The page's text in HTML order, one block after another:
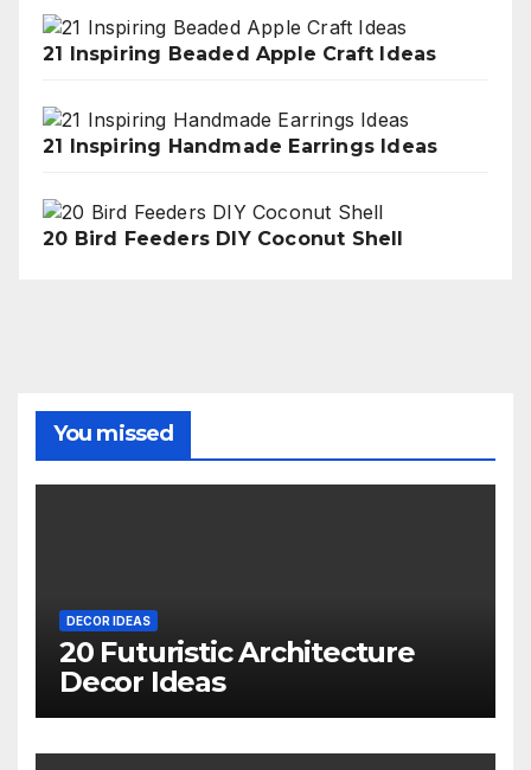
21 Inspiring Beaded Apple Craft Ideas
21 Inspiring Handmade Earrings Ideas
20 Bird Feeders DIY Coconut Shell
You missed
DECOR IDEAS
20 Futuristic Architecture
Decor Ideas